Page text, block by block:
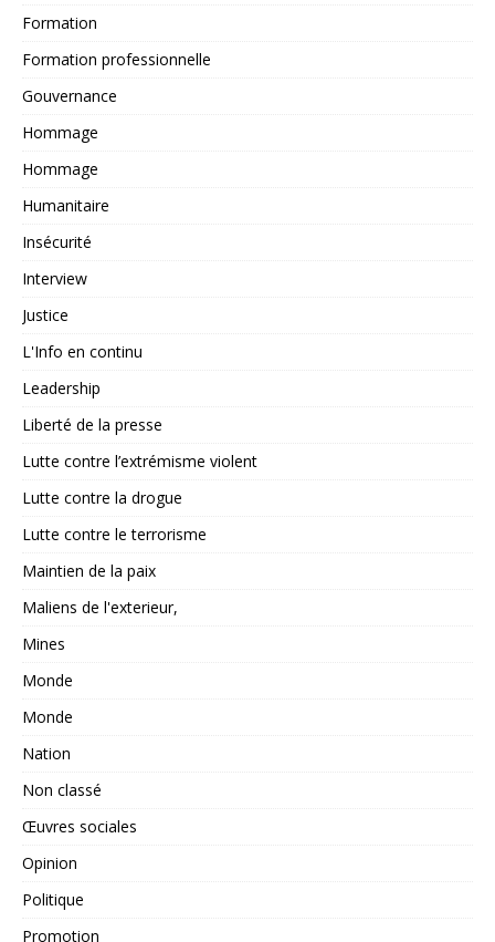
Formation
Formation professionnelle
Gouvernance
Hommage
Hommage
Humanitaire
Insécurité
Interview
Justice
L'Info en continu
Leadership
Liberté de la presse
Lutte contre l’extrémisme violent
Lutte contre la drogue
Lutte contre le terrorisme
Maintien de la paix
Maliens de l'exterieur,
Mines
Monde
Monde
Nation
Non classé
Œuvres sociales
Opinion
Politique
Promotion